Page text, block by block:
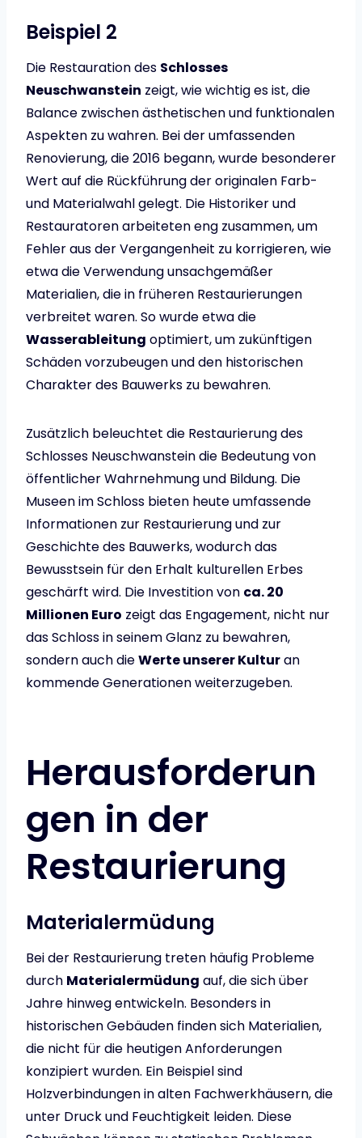
Beispiel 2
Die Restauration des Schlosses
Neuschwanstein zeigt, wie wichtig es ist, die
Balance zwischen ästhetischen und funktionalen
Aspekten zu wahren. Bei der umfassenden
Renovierung, die 2016 begann, wurde besonderer
Wert auf die Rückführung der originalen Farb-
und Materialwahl gelegt. Die Historiker und
Restauratoren arbeiteten eng zusammen, um
Fehler aus der Vergangenheit zu korrigieren, wie
etwa die Verwendung unsachgemäßer
Materialien, die in früheren Restaurierungen
verbreitet waren. So wurde etwa die
Wasserableitung optimiert, um zukünftigen
Schäden vorzubeugen und den historischen
Charakter des Bauwerks zu bewahren.
Zusätzlich beleuchtet die Restaurierung des
Schlosses Neuschwanstein die Bedeutung von
öffentlicher Wahrnehmung und Bildung. Die
Museen im Schloss bieten heute umfassende
Informationen zur Restaurierung und zur
Geschichte des Bauwerks, wodurch das
Bewusstsein für den Erhalt kulturellen Erbes
geschärft wird. Die Investition von ca. 20
Millionen Euro zeigt das Engagement, nicht nur
das Schloss in seinem Glanz zu bewahren,
sondern auch dieWerte unserer Kulturan
kommende Generationen weiterzugeben.
Herausforderun
gen in der
Restaurierung
Materialermüdung
Bei der Restaurierung treten häufig Probleme
durch Materialermüdung auf, die sich über
Jahre hinweg entwickeln. Besonders in
historischen Gebäuden finden sich Materialien,
die nicht für die heutigen Anforderungen
konzipiert wurden. Ein Beispiel sind
Holzverbindungen in alten Fachwerkhäusern, die
unter Druck und Feuchtigkeit leiden. Diese